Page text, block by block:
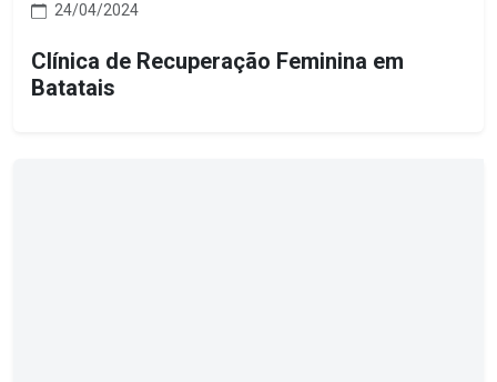
24/04/2024
Clínica de Recuperação Feminina em
Batatais